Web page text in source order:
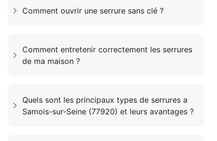
Comment ouvrir une serrure sans clé ?
Comment entretenir correctement les serrures
de ma maison ?
Quels sont les principaux types de serrures a
Samois-sur-Seine (77920) et leurs avantages ?